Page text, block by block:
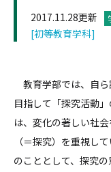
2017.11.28更新
[初等教育学科]
教育学部では、自
目指して「探究活動
は、変化の著しい社
（＝探究）を重視し
のこととして、探究